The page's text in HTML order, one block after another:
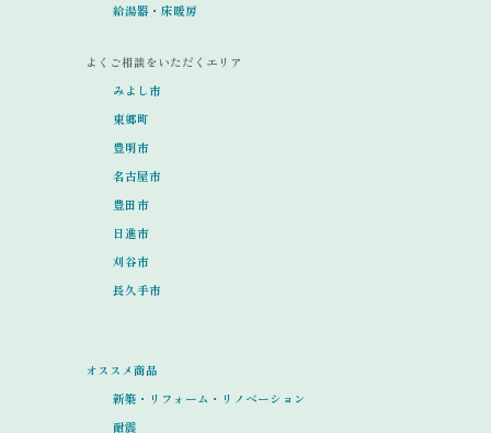
給湯器・床暖房
よくご相談をいただくエリア
みよし市
東郷町
豊明市
名古屋市
豊田市
日進市
刈谷市
長久手市
オススメ商品
新築・リフォーム・リノベーション
耐震